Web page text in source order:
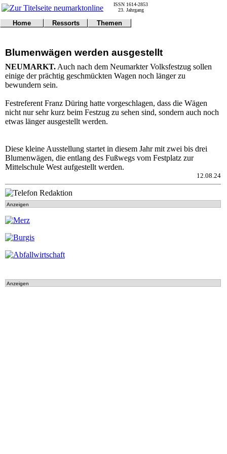
Blumenwägen werden ausgestellt
NEUMARKT. Auch nach dem Neumarkter Volksfestzug sollen
einige der prächtig geschmückten Wagen noch länger zu
bewundern sein.
Festreferent Franz Düring hatte vorgeschlagen, dass die Wägen
nicht nur sehr kurz beim Festzug zu sehen sind, sondern auch noch
etwas länger ausgestellt werden.
Diese kleine Ausstellung startet in diesem Jahr mit zwei bis drei
Blumenwägen, die entlang des Fußwegs vom Festplatz zur
Mittelschule West aufgestellt werden.
12.08.24
Anzeigen
Anzeigen
ISSN 1614-2853
23. Jahrgang
Home
Notfall
Impressum
Ressorts
Wirtschaft
Sport
Polizei
Themen
Gericht
Online
Gesundheit
Statistiken
@NM
Freizeit
Schule
Eilmeldungen